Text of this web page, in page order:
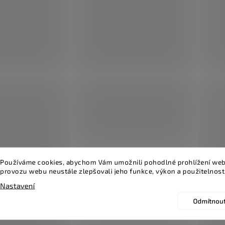
Používáme cookies, abychom Vám umožnili pohodlné prohlížení
provozu webu neustále zlepšovali jeho funkce, výkon a použitelnost.
Nastavení